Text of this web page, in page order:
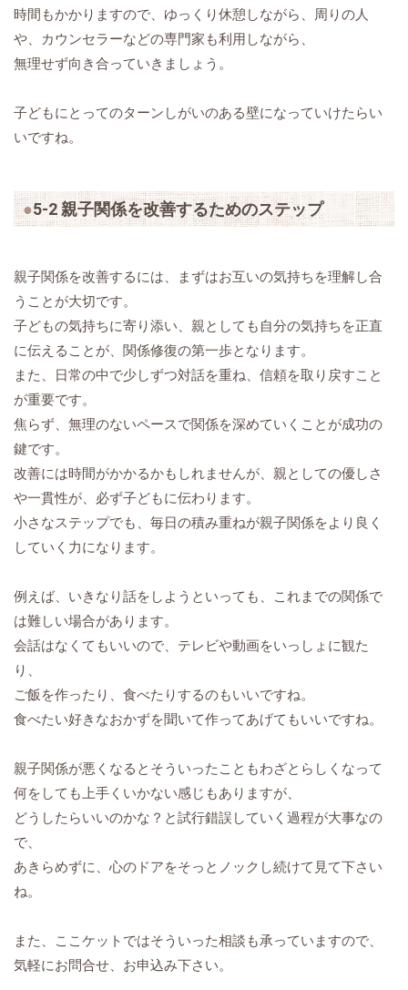
時間もかかりますので、ゆっくり休憩しながら、周りの人
や、カウンセラーなどの専門家も利用しながら、
無理せず向き合っていきましょう。
子どもにとってのターンしがいのある壁になっていけたらい
いですね。
5-2 親子関係を改善するためのステップ
親子関係を改善するには、まずはお互いの気持ちを理解し合
うことが大切です。
子どもの気持ちに寄り添い、親としても自分の気持ちを正直
に伝えることが、関係修復の第一歩となります。
また、日常の中で少しずつ対話を重ね、信頼を取り戻すこと
が重要です。
焦らず、無理のないペースで関係を深めていくことが成功の
鍵です。
改善には時間がかかるかもしれませんが、親としての優しさ
や一貫性が、必ず子どもに伝わります。
小さなステップでも、毎日の積み重ねが親子関係をより良く
していく力になります。
例えば、いきなり話をしようといっても、これまでの関係で
は難しい場合があります。
会話はなくてもいいので、テレビや動画をいっしょに観た
り、
ご飯を作ったり、食べたりするのもいいですね。
食べたい好きなおかずを聞いて作ってあげてもいいですね。
親子関係が悪くなるとそういったこともわざとらしくなって
何をしても上手くいかない感じもありますが、
どうしたらいいのかな？と試行錯誤していく過程が大事なの
で、
あきらめずに、心のドアをそっとノックし続けて見て下さい
ね。
また、ここケットではそういった相談も承っていますので、
気軽にお問合せ、お申込み下さい。